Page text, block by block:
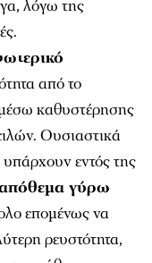
από το
καθυστέρησης
Ουσιαστικά
εντός της
γύρω
επομένως να
ρευστότητα,
η
πραγματική